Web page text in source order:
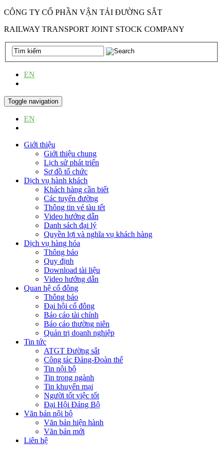
CÔNG TY CỔ PHẦN VẬN TẢI ĐƯỜNG SẮT
RAILWAY TRANSPORT JOINT STOCK COMPANY
EN
Toggle navigation
EN
Giới thiệu
Giới thiệu chung
Lịch sử phát triển
Sơ đồ tổ chức
Dịch vụ hành khách
Khách hàng cần biết
Các tuyến đường
Thông tin vé tàu tết
Video hướng dẫn
Danh sách đại lý
Quyền lợi và nghĩa vụ khách hàng
Dịch vụ hàng hóa
Thông báo
Quy định
Download tài liệu
Video hướng dẫn
Quan hệ cổ đông
Thông báo
Đại hội cổ đông
Báo cáo tài chính
Báo cáo thường niên
Quản trị doanh nghiệp
Tin tức
ATGT Đường sắt
Công tác Đảng-Đoàn thể
Tin nội bộ
Tin trong ngành
Tin khuyến mại
Người tốt việc tốt
Đại Hội Đảng Bộ
Văn bản nội bộ
Văn bản hiện hành
Văn bản mới
Liên hệ